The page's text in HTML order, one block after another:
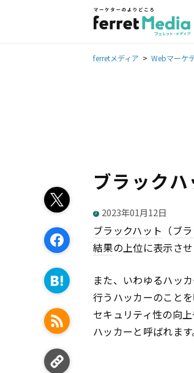
ferretメディア Webマーケ
ブラックハ
2023年01月12日
ブラックハット （ブ
結果の上位に表示さ
また、いわゆるハッ
行うハッカーのこと
セキュリティ性の向
ハッカーと呼ばれます